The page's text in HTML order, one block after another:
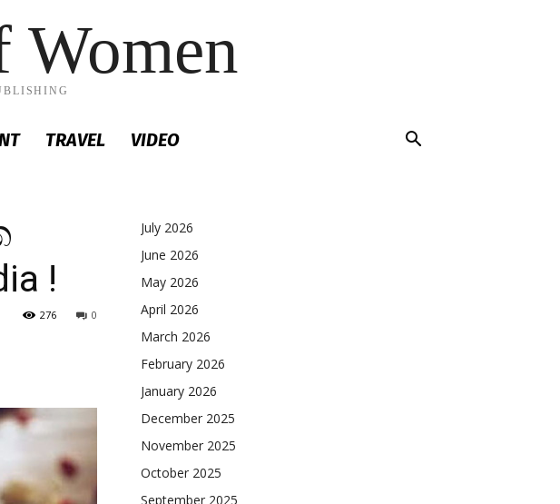
Women
TRAVEL VIDEO
!
0
276
July 2026
June 2026
May 2026
April 2026
March 2026
February 2026
January 2026
December 2025
November 2025
October 2025
September 2025